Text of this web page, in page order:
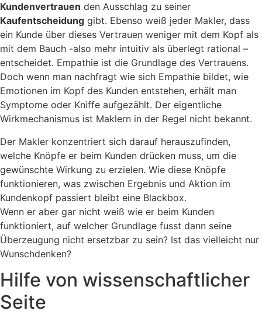
Kundenvertrauen den Ausschlag zu seiner
Kaufentscheidung gibt. Ebenso weiß jeder Makler, dass
ein Kunde über dieses Vertrauen weniger mit dem Kopf als
mit dem Bauch -also mehr intuitiv als überlegt rational –
entscheidet. Empathie ist die Grundlage des Vertrauens.
Doch wenn man nachfragt wie sich Empathie bildet, wie
Emotionen im Kopf des Kunden entstehen, erhält man
Symptome oder Kniffe aufgezählt. Der eigentliche
Wirkmechanismus ist Maklern in der Regel nicht bekannt.
Der Makler konzentriert sich darauf herauszufinden,
welche Knöpfe er beim Kunden drücken muss, um die
gewünschte Wirkung zu erzielen. Wie diese Knöpfe
funktionieren, was zwischen Ergebnis und Aktion im
Kundenkopf passiert bleibt eine Blackbox.
Wenn er aber gar nicht weiß wie er beim Kunden
funktioniert, auf welcher Grundlage fusst dann seine
Überzeugung nicht ersetzbar zu sein? Ist das vielleicht nur
Wunschdenken?
Hilfe von wissenschaftlicher
Seite